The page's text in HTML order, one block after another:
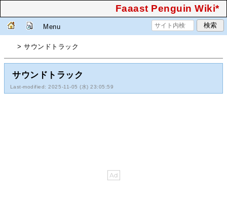
Faaast Penguin Wiki*
Menu
> サウンドトラック
サウンドトラック
Last-modified: 2025-11-05 (水) 23:05:59